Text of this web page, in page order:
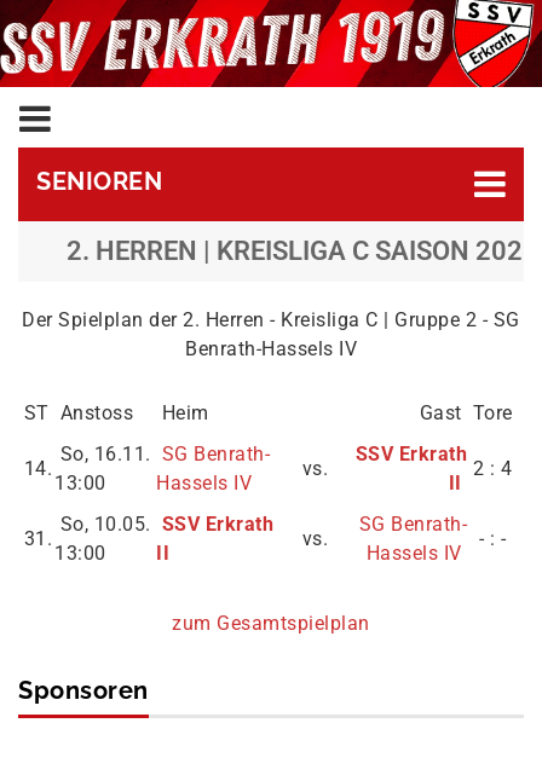
SENIOREN
2. HERREN | KREISLIGA C SAISON
Der Spielplan der 2. Herren - Kreisliga C | Gruppe 2 - SG
Benrath-Hassels IV
ST Anstoss Heim Gast Tore
14.
So, 16.11.
13:00
SG Benrath-
Hassels IV
vs.
SSV Erkrath
II
2 : 4
31.
So, 10.05.
13:00
SSV Erkrath
II
vs.
SG Benrath-
Hassels IV
- : -
zum Gesamtspielplan
Sponsoren